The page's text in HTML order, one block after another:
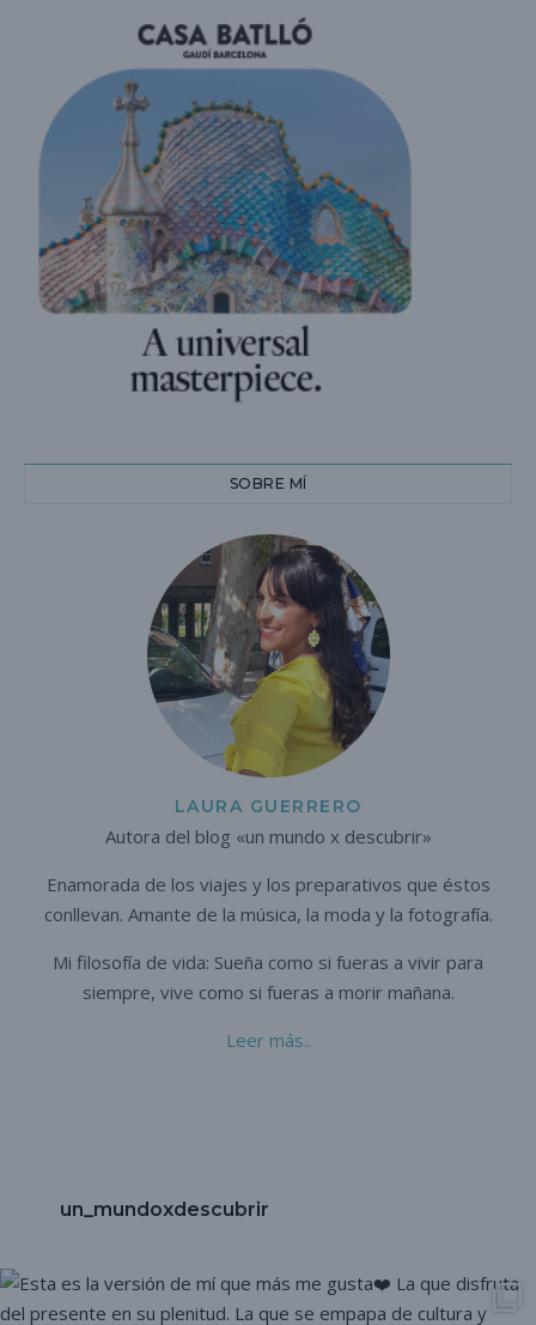
SOBRE MÍ
LAURA GUERRERO
Autora del blog «un mundo x descubrir»
Enamorada de los viajes y los preparativos que éstos
conllevan. Amante de la música, la moda y la fotografía.
Mi filosofía de vida: Sueña como si fueras a vivir para
siempre, vive como si fueras a morir mañana.
Leer más..
un_mundoxdescubrir